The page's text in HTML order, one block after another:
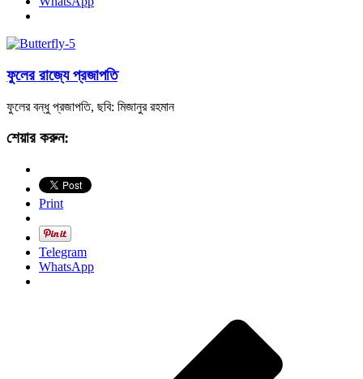
ফুলের রাজ্যে প্রজাপতি
ফুলের বন্ধু প্রজাপতি, ছবি: মিজানুর রহমান
শেয়ার করুন:
Print
Telegram
WhatsApp